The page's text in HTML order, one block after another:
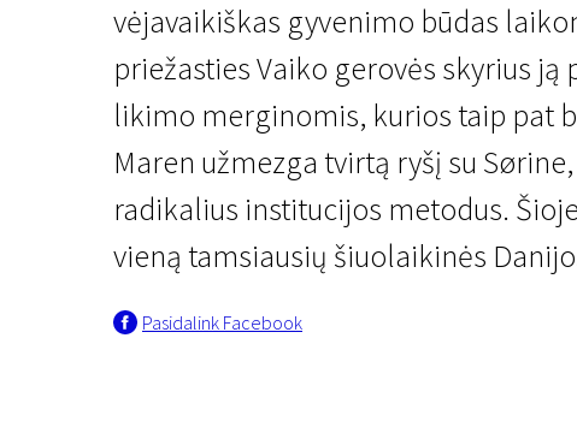
vėjavaikiškas gyvenimo būdas
priežasties Vaiko gerovės skyrius
likimo merginomis, kurios taip pat
Maren užmezga tvirtą ryšį su
radikalius institucijos metodus.
vieną tamsiausių šiuolaikinės
Pasidalink Facebook